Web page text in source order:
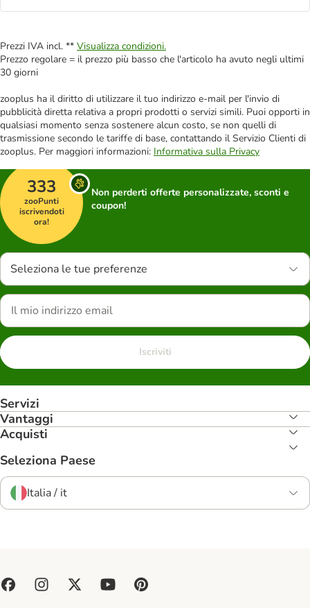
Prezzi IVA incl. ** Visualizza condizioni.
Prezzo regolare = il prezzo più basso che l'articolo ha avuto negli ultimi
30 giorni
zooplus ha il diritto di utilizzare il tuo indirizzo e-mail per l'invio di
pubblicità diretta relativa a propri prodotti o servizi simili. Puoi opporti in
qualsiasi momento senza sostenere alcun costo, se non quelli di
trasmissione secondo le tariffe di base, contattando il Servizio Clienti di
zooplus. Per maggiori informazioni: Informativa sulla Privacy
333
zooPunti
iscrivendoti
ora!
Non perderti offerte personalizzate, sconti e
coupon!
Seleziona le tue preferenze
Iscriviti
Servizi
Vantaggi
Acquisti
Seleziona Paese
Italia / it